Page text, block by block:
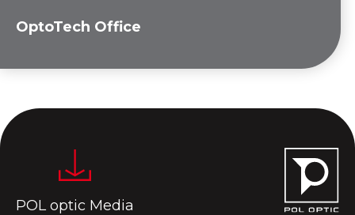
OptoTech Office
POL optic Media